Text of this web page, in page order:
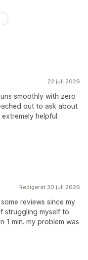
22 juli 2026
smoothly with zero
out to ask about
helpful.
Redigerat 30 juli 2026
reviews since my
struggling myself to
1 min. my problem was